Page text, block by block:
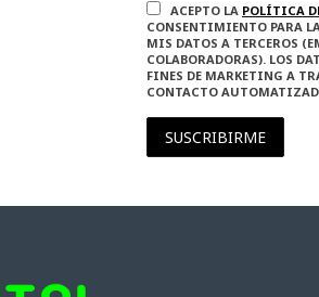
ACEPTO LA POLÍTICA
CONSENTIMIENTO PARA
MIS DATOS A TERCEROS
COLABORADORAS). LOS
FINES DE MARKETING A
CONTACTO
SUSCRIBIRME